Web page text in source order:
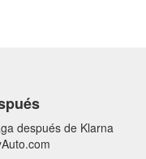
después de Klarna